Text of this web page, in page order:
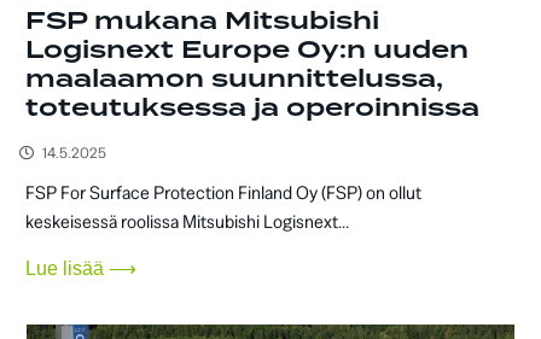
FSP mukana Mitsubishi
Logisnext Europe Oy:n uuden
maalaamon suunnittelussa,
toteutuksessa ja operoinnissa
14.5.2025
FSP For Surface Protection Finland Oy (FSP) on ollut
keskeisessä roolissa Mitsubishi Logisnext...
Lue lisää ⟶